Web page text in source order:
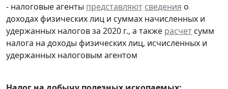
- налоговые агенты представляют сведения о
доходах физических лиц и суммах начисленных и
удержанных налогов за 2020 г., а также расчет сумм
налога на доходы физических лиц, исчисленных и
удержанных налоговым агентом